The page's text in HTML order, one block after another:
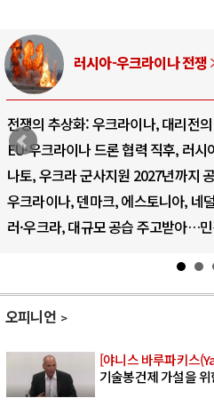
러시아-우크라이나 전쟁
전쟁의 추상화: 우크라이나, 대리전
EU·우크라이나 드론 협력 직후, 러시
나토, 우크라 군사지원 2027년까지
우크라이나, 덴마크, 에스토니아, 네
러·우크라, 대규모 공습 주고받아…
오피니언
[야니스 바루파키스
기술봉건제 가설을